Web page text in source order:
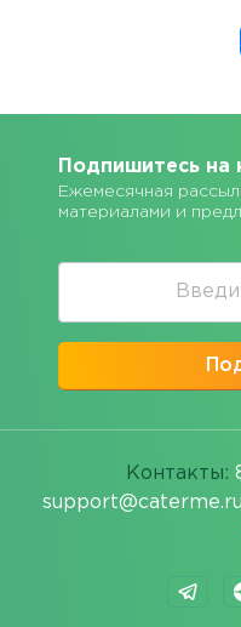
Подпишитесь на
Ежемесячная
материалами и
Контакты:
support@caterme.ru